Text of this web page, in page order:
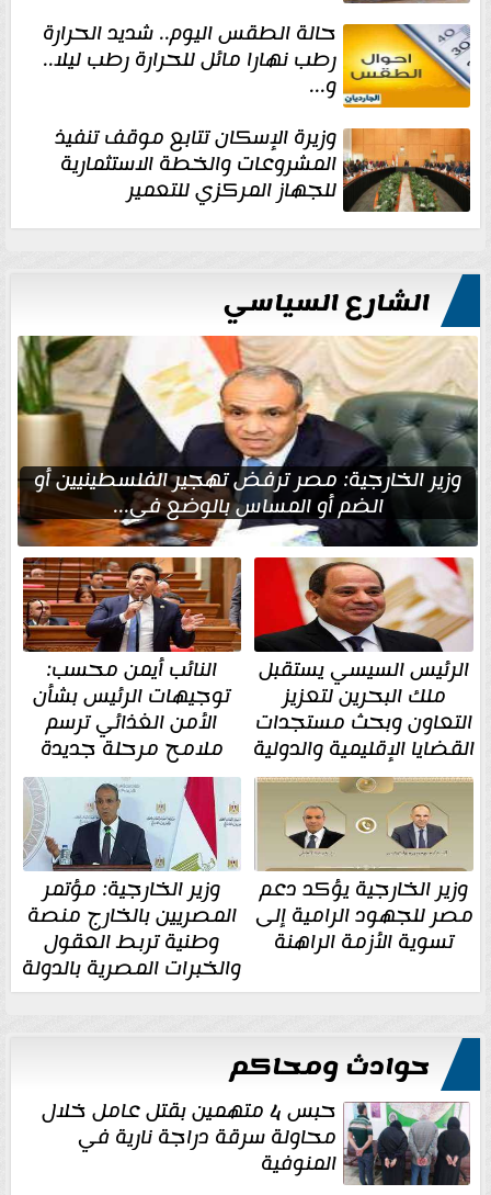
حالة الطقس اليوم.. شديد الحرارة
رطب نهارا مائل للحرارة رطب ليلا..
و...
وزيرة الإسكان تتابع موقف تنفيذ
المشروعات والخطة الاستثمارية
للجهاز المركزي للتعمير
الشارع السياسي
وزير الخارجية: مصر ترفض تهجير الفلسطينيين أو
الضم أو المساس بالوضع في...
الرئيس السيسي يستقبل
ملك البحرين لتعزيز
التعاون وبحث مستجدات
القضايا الإقليمية والدولية
النائب أيمن محسب:
توجيهات الرئيس بشأن
الأمن الغذائي ترسم
ملامح مرحلة جديدة
وزير الخارجية يؤكد دعم
مصر للجهود الرامية إلى
تسوية الأزمة الراهنة
وزير الخارجية: مؤتمر
المصريين بالخارج منصة
وطنية تربط العقول
والخبرات المصرية بالدولة
حوادث ومحاكم
حبس 4 متهمين بقتل عامل خلال
محاولة سرقة دراجة نارية في
المنوفية